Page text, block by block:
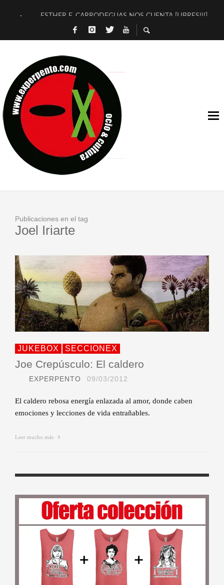
ESTHER F. CARRODEGUAS NOS CUENTA [LIBRES!!!]
[TERRA DE GUAPES] DE SANDRA MONFORT
TIMBRE 4, LA ESCUELA DEL DIRECTOR TEATRAL CLAUDIO
30 AÑOS (NO ES NADA) DE LA KATARSIS DEL TOMATAZO
MILITARES JUDÍAS EN #EXVITA
D’BALDOMEROS REINVENTAN [BITÁCORA 3.0] EN EXVITA
MARSHALL FLASH PRESENTA EN EXVITA [RELATIVA
JOFRE BARDAGÍ EN EXVITA INTERPRETANDO A SERRAT
Publicaciones en el tag
Joel Iriarte
JUKEBOX SECCIONEX
Joe Crepúsculo: El caldero
EXPERPENTO 09/03/2012
El caldero rebosa energía enlazada al amor, donde caben
emociones y lecciones de vida entrañables.
Leer mucho más